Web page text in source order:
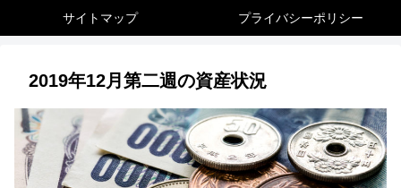
サイトマップ プライバシーポリシー
2019年12月第二週の資産状況